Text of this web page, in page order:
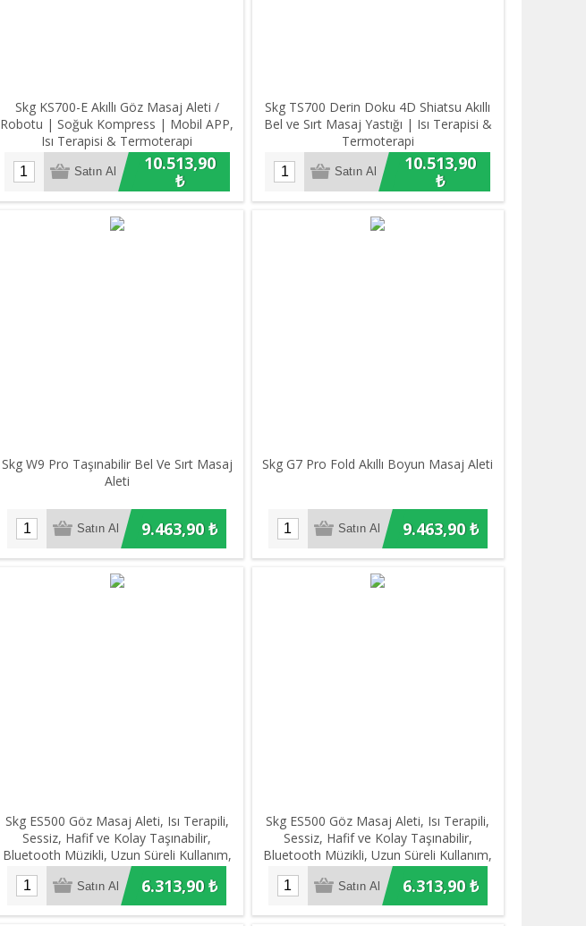
Skg KS700-E Akıllı Göz Masaj Aleti /
Robotu | Soğuk Kompress | Mobil APP,
Isı Terapisi & Termoterapi
10.513,90
₺
Skg TS700 Derin Doku 4D Shiatsu Akıllı
Bel ve Sırt Masaj Yastığı | Isı Terapisi &
Termoterapi
10.513,90
₺
Skg W9 Pro Taşınabilir Bel Ve Sırt Masaj
Aleti
9.463,90 ₺
Skg G7 Pro Fold Akıllı Boyun Masaj Aleti
9.463,90 ₺
Skg ES500 Göz Masaj Aleti, Isı Terapili,
Sessiz, Hafif ve Kolay Taşınabilir,
Bluetooth Müzikli, Uzun Süreli Kullanım,
1500 Mah Batarya, (Mat Koyu Gri)
6.313,90 ₺
Skg ES500 Göz Masaj Aleti, Isı Terapili,
Sessiz, Hafif ve Kolay Taşınabilir,
Bluetooth Müzikli, Uzun Süreli Kullanım,
1500 mAh Batarya, (Parlak Beyaz)
6.313,90 ₺